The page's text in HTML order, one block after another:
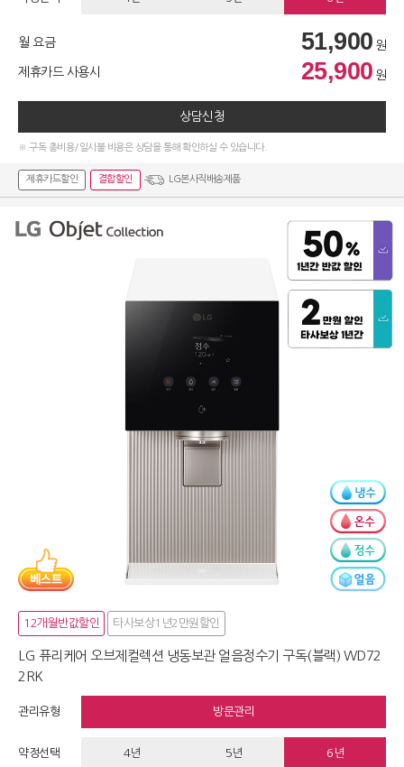
월 요금 51,900 원
제휴카드 사용시 25,900 원
상담신청
※ 구독 총비용/일시불 비용은 상담을 통해 확인하실 수 있습니다.
제휴카드할인 결합할인 LG본사직배송제품
12개월반값할인 타사보상1년2만원할인
LG 퓨리케어 오브제컬렉션 냉동보관 얼음정수기 구독(블랙) WD72
2RK
관리유형 방문관리
약정선택 4년 5년 6년